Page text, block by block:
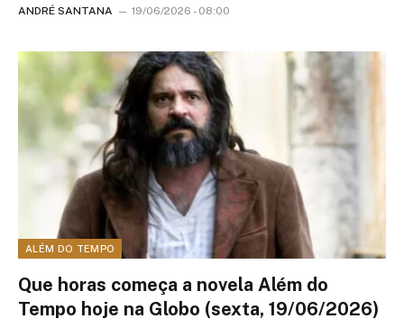
ANDRÉ SANTANA 19/06/2026 - 08:00
ALÉM DO TEMPO
Que horas começa a novela Além do
Tempo hoje na Globo (sexta, 19/06/2026)